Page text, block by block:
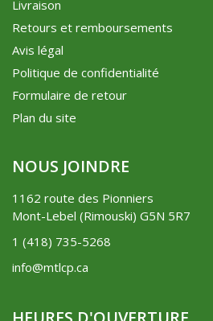
Livraison
Retours et remboursements
Avis légal
Politique de confidentialité
Formulaire de retour
Plan du site
NOUS JOINDRE
1162 route des Pionniers
Mont-Lebel (Rimouski) G5N 5R7
1 (418) 735-5268
info@mtlcp.ca